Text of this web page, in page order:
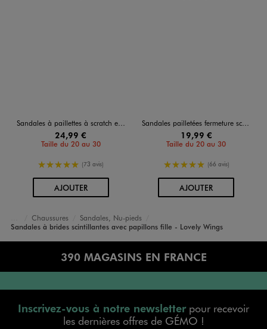
Sandales à paillettes à scratch et semelle fantaisie fille
24,99 €
Taille du 20 au 30
5/5 de moyenne
(73 avis)
AJOUTERAU PANIER
Sandales pailletées fermeture scratch fille - Lovely Wings
19,99 €
Taille du 20 au 30
5/5 de moyenne
(66 avis)
AJOUTERAU PANIER
Accueil
Fille
Chaussures
Sandales, Nu-pieds
Sandales à brides scintillantes avec papillons fille - Lovely Wings
390 MAGASINS EN FRANCE
Inscrivez-vous à notre newsletterpour recevoir
les dernières offres de GÉMO !